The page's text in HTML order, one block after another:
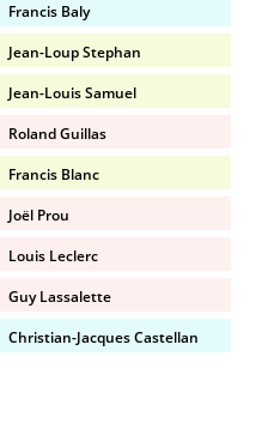
Francis Baly
Jean-Loup Stephan
Jean-Louis Samuel
Roland Guillas
Francis Blanc
Joël Prou
Louis Leclerc
Guy Lassalette
Christian-Jacques Castellan